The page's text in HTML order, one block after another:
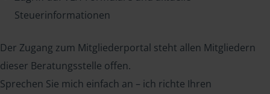
Steuerinformationen
Der Zugang zum Mitgliederportal steht allen Mitgliedern
dieser Beratungsstelle offen.
Sprechen Sie mich einfach an – ich richte Ihren